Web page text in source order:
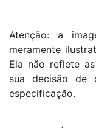
Atenção: a
meramente
Ela não reflete
sua decisão de
especificação.